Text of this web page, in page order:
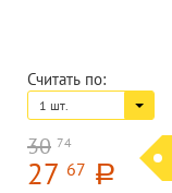
Считать по:
1 шт.
30 74
27 67 a